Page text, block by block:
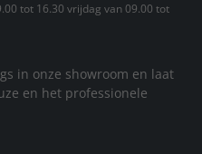
tot 16.30 vrijdag van 09.00 tot
in onze showroom en laat
en het professionele